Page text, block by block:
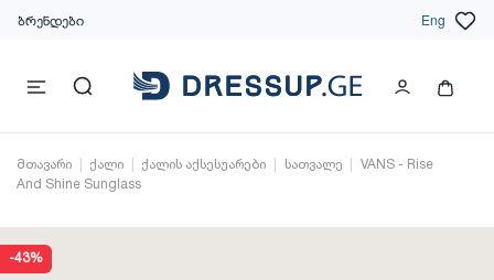
ბრენდები Eng
მთავარი ქალი ქალის აქსესუარები სათვალე
VANS - Rise
And Shine Sunglass
-43%